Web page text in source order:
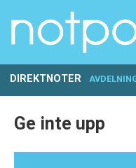
DIREKTNOTER
Ge inte upp